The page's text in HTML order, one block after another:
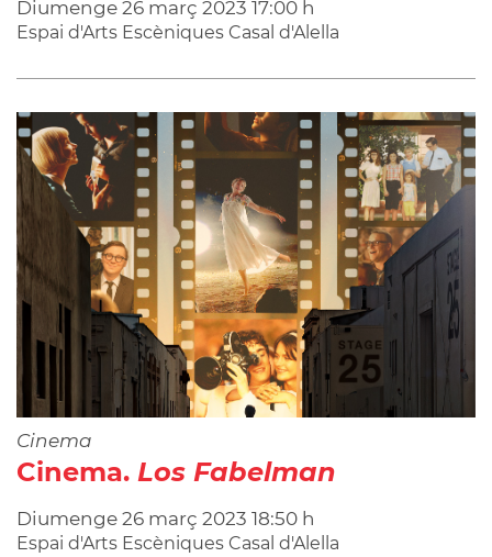
Diumenge 26 març 2023 17:00 h
Espai d'Arts Escèniques Casal d'Alella
Cinema
Cinema. Los Fabelman
Diumenge 26 març 2023 18:50 h
Espai d'Arts Escèniques Casal d'Alella